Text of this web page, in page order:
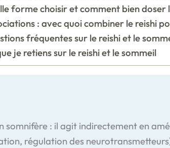
forme choisir et comment bien doser
: avec quoi combiner le reishi
fréquentes sur le reishi et le
je retiens sur le reishi et le sommeil
somnifère : il agit indirectement en
régulation des